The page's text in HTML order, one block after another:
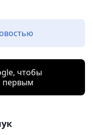
чтобы
первым